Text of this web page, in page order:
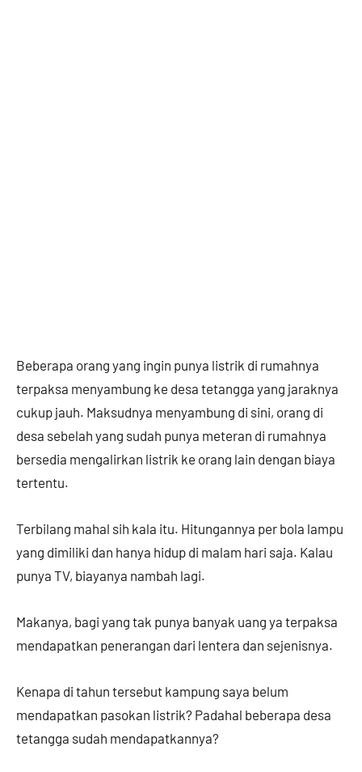
Beberapa orang yang ingin punya listrik di rumahnya
terpaksa menyambung ke desa tetangga yang jaraknya
cukup jauh. Maksudnya menyambung di sini, orang di
desa sebelah yang sudah punya meteran di rumahnya
bersedia mengalirkan listrik ke orang lain dengan biaya
tertentu.
Terbilang mahal sih kala itu. Hitungannya per bola lampu
yang dimiliki dan hanya hidup di malam hari saja. Kalau
punya TV, biayanya nambah lagi.
Makanya, bagi yang tak punya banyak uang ya terpaksa
mendapatkan penerangan dari lentera dan sejenisnya.
Kenapa di tahun tersebut kampung saya belum
mendapatkan pasokan listrik? Padahal beberapa desa
tetangga sudah mendapatkannya?